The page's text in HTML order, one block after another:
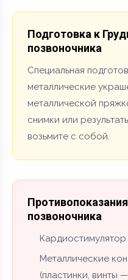
Подготовка к
позвоночника
Специальная
металлические
металлической
снимки или
возьмите с собой.
позвоночника
Металлические
(пластинки, винты